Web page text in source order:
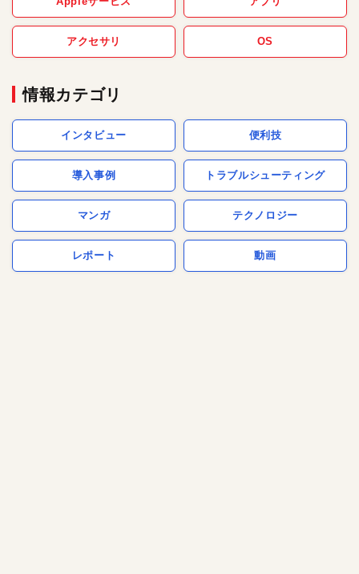
アクセサリ OS
情報カテゴリ
インタビュー 便利技
導入事例 トラブルシューティング
マンガ テクノロジー
レポート 動画